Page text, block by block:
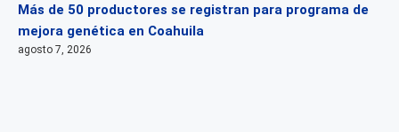
Más de 50 productores se registran para programa de
mejora genética en Coahuila
agosto 7, 2026